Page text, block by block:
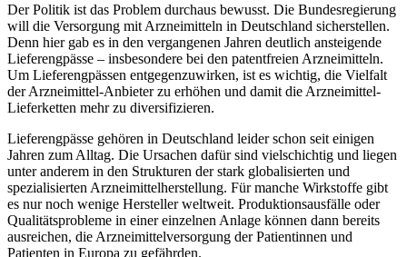
Der Politik ist das Problem durchaus bewusst. Die Bundesregierung
will die Versorgung mit Arzneimitteln in Deutschland sicherstellen.
Denn hier gab es in den vergangenen Jahren deutlich ansteigende
Lieferengpässe – insbesondere bei den patentfreien Arzneimitteln.
Um Lieferengpässen entgegenzuwirken, ist es wichtig, die Vielfalt
der Arzneimittel-Anbieter zu erhöhen und damit die Arzneimittel-
Lieferketten mehr zu diversifizieren.
Lieferengpässe gehören in Deutschland leider schon seit einigen
Jahren zum Alltag. Die Ursachen dafür sind vielschichtig und liegen
unter anderem in den Strukturen der stark globalisierten und
spezialisierten Arzneimittelherstellung. Für manche Wirkstoffe gibt
es nur noch wenige Hersteller weltweit. Produktionsausfälle oder
Qualitätsprobleme in einer einzelnen Anlage können dann bereits
ausreichen, die Arzneimittelversorgung der Patientinnen und
Patienten in Europa zu gefährden.